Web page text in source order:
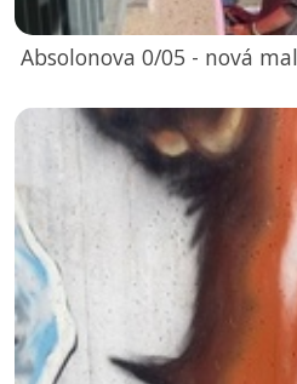
Absolonova 0/05 - nová